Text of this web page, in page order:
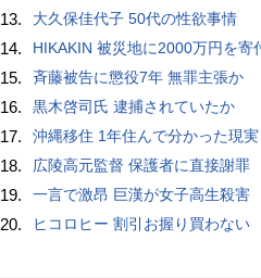
13. 大久保佳代子 50代の性欲事情
14. HIKAKIN 被災地に2000万円を寄
15. 斉藤被告に懲役7年 無罪主張か
16. 黒木啓司氏 逮捕されていたか
17. 沖縄移住 1年住んで分かった現実
18. 広陵高元監督 保護者に直接謝罪
19. 一言で激昂 巨漢が女子高生殺害
20. ヒコロヒー 割引お握り買わない